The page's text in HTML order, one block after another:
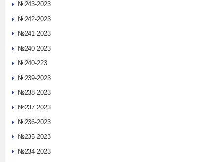
№243-2023
№242-2023
№241-2023
№240-2023
№240-223
№239-2023
№238-2023
№237-2023
№236-2023
№235-2023
№234-2023